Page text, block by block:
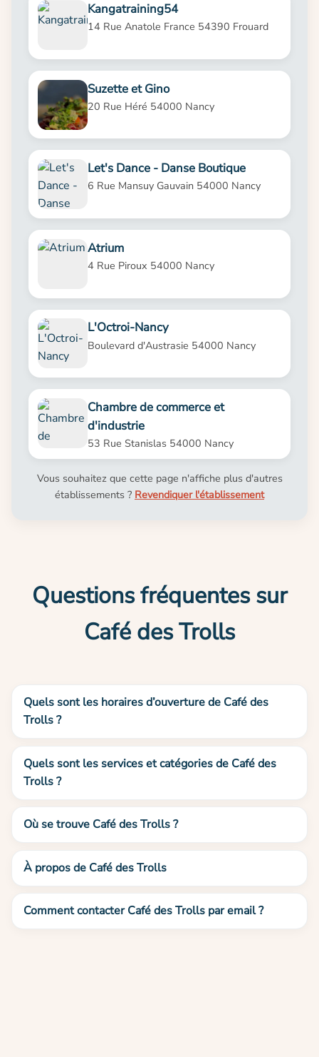
Kangatraining54
14 Rue Anatole France 54390 Frouard
Suzette et Gino
20 Rue Héré 54000 Nancy
Let's Dance - Danse Boutique
6 Rue Mansuy Gauvain 54000 Nancy
Atrium
4 Rue Piroux 54000 Nancy
L'Octroi-Nancy
Boulevard d'Austrasie 54000 Nancy
Chambre de commerce et
d'industrie
53 Rue Stanislas 54000 Nancy
Vous souhaitez que cette page n'affiche plus d'autres
établissements ? Revendiquer l'établissement
Questions fréquentes sur
Café des Trolls
Quels sont les horaires d’ouverture de Café des
Trolls ?
Quels sont les services et catégories de Café des
Trolls ?
Où se trouve Café des Trolls ?
À propos de Café des Trolls
Comment contacter Café des Trolls par email ?